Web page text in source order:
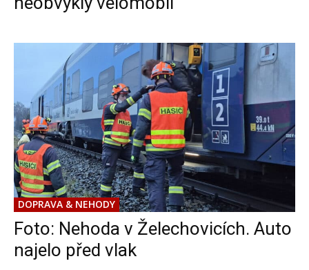
DOPRAVA & NEHODY
Foto: Nehoda v Želechovicích. Auto
najelo před vlak